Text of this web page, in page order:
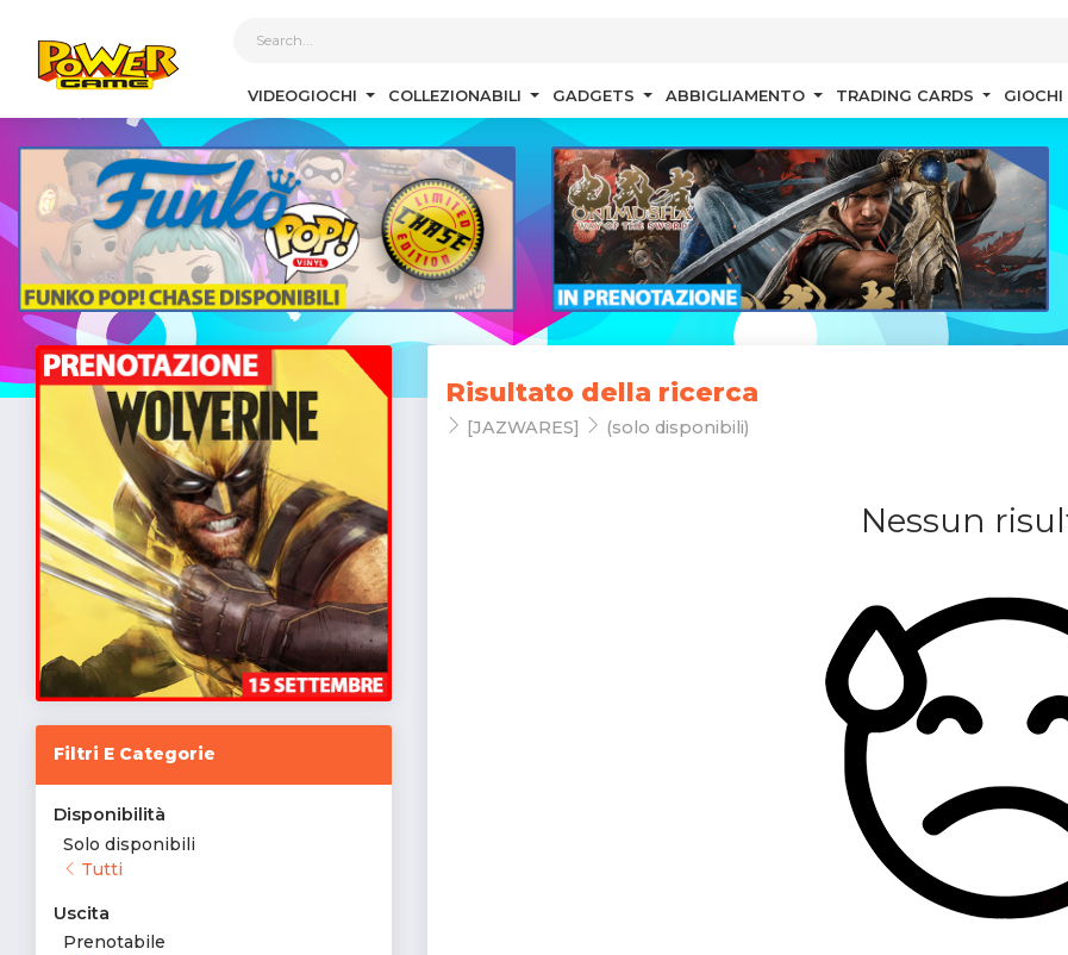
VIDEOGIOCHI COLLEZIONABILI GADGETS ABBIGLIAMENTO TRADING CARDS
Filtri E Categorie
Disponibilità
Solo disponibili
Tutti
Uscita
Prenotabile
Risultato della ricerca
[JAZWARES] (solo disponibili)
Nessun